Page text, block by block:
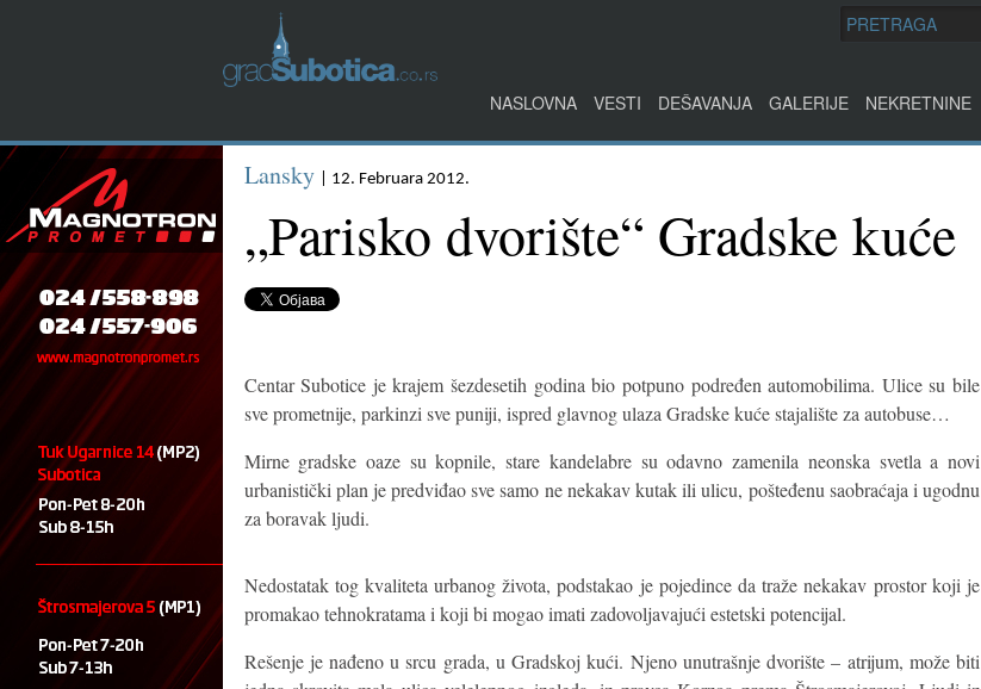
NASLOVNA VESTI DEŠAVANJA GALERIJE NEKRETNINE
Lansky | 12. Februara 2012.
„Parisko dvorište“ Gradske kuće
Centar Subotice je krajem šezdesetih godina bio potpuno podređen automobilima. Ulice su bile
sve prometnije, parkinzi sve puniji, ispred glavnog ulaza Gradske kuće stajalište za autobuse…
Mirne gradske oaze su kopnile, stare kandelabre su odavno zamenila neonska svetla a novi
urbanistički plan je predviđao sve samo ne nekakav kutak ili ulicu, pošteđenu saobraćaja i ugodnu
za boravak ljudi.
Nedostatak tog kvaliteta urbanog života, podstakao je pojedince da traže nekakav prostor koji je
promakao tehnokratama i koji bi mogao imati zadovoljavajući estetski potencijal.
Rešenje je nađeno u srcu grada, u Gradskoj kući. Njeno unutrašnje dvorište – atrijum, može biti